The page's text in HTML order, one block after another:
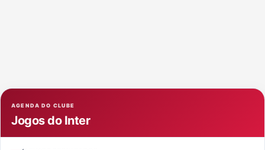
AGENDA DO CLUBE
Jogos do Inter